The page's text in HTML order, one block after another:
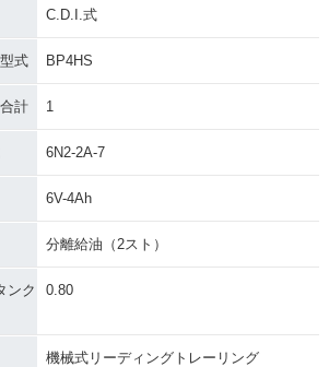
C.D.I.式
式 BP4HS
計 1
6N2-2A-7
6V-4Ah
分離給油（2スト）
ンク
0.80
機械式リーディングトレーリング